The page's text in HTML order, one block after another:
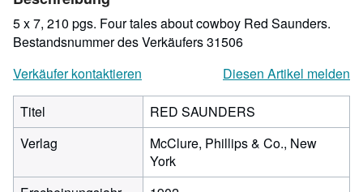
5 x 7, 210 pgs. Four tales about cowboy Red Saunders.
Bestandsnummer des Verkäufers 31506
Verkäufer kontaktieren
Diesen Artikel melden
Titel
RED SAUNDERS
Verlag
McClure, Phillips & Co., New
York